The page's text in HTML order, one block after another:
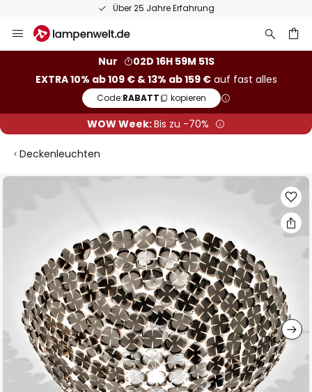
Über 25 Jahre Erfahrung
Inhalt
Nur
02D 16H 59M 50S
EXTRA 10% ab 109 € & 13% ab 159 €auf fast alles
Code:RABATT kopieren
WOW Week:Bis zu -70%
Deckenleuchten
Zum